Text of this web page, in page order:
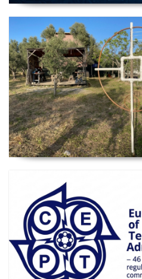
Antenlerde Band Genişliği
Manyetik Lup Anten